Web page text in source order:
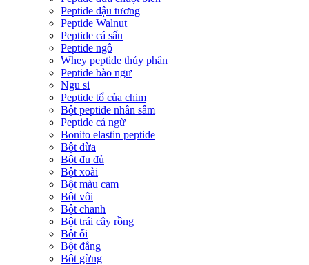
Peptide đậu tương
Peptide Walnut
Peptide cá sấu
Peptide ngô
Whey peptide thủy phân
Peptide bào ngư
Ngu si
Peptide tổ của chim
Bột peptide nhân sâm
Peptide cá ngừ
Bonito elastin peptide
Bột dừa
Bột đu đủ
Bột xoài
Bột màu cam
Bột vôi
Bột chanh
Bột trái cây rồng
Bột ổi
Bột đắng
Bột gừng